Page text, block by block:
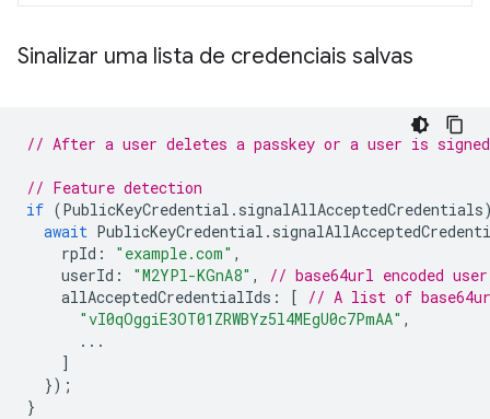
Sinalizar uma lista de credenciais salvas
// After a user deletes a passkey or a user is
// Feature detection
if (PublicKeyCredential . signalAllAcceptedCredentials
await PublicKeyCredential .
rpId : "example.com" ,
userId : "M2YPl-KGnA8" ,
// base64url encoded
allAcceptedCredentialIds : [
// A list of
"vI0qOggiE3OT01ZRWBYz5l4MEgU0c7PmAA" ,
...
]
});
}